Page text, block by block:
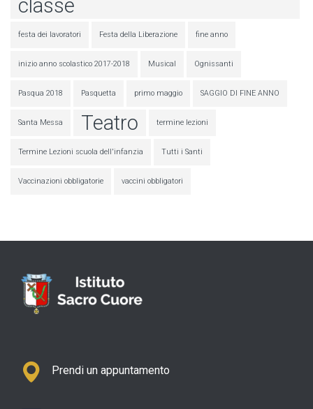
classe
festa dei lavoratori Festa della Liberazione fine anno
inizio anno scolastico 2017-2018 Musical Ognissanti
Pasqua 2018 Pasquetta primo maggio SAGGIO DI FINE ANNO
Santa Messa Teatro termine lezioni
Termine Lezioni scuola dell'infanzia Tutti i Santi
Vaccinazioni obbligatorie vaccini obbligatori
Prendi un appuntamento